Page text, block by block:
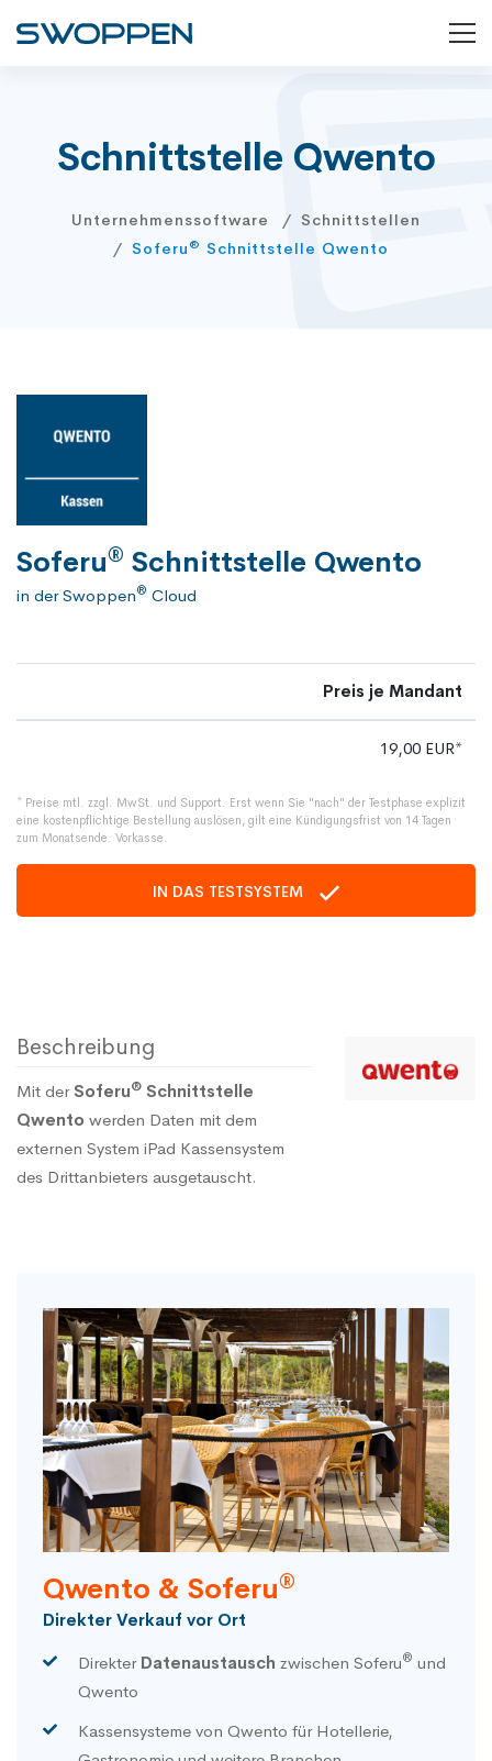
Schnittstelle Qwento
Unternehmenssoftware
Schnittstellen
Soferu® Schnittstelle Qwento
Soferu® Schnittstelle Qwento
in der Swoppen® Cloud
Preis je Mandant
19,00 EUR*
* Preise mtl. zzgl. MwSt. und Support. Erst wenn Sie "nach" der Testphase explizit
eine kostenpflichtige Bestellung auslösen, gilt eine Kündigungsfrist von 14 Tagen
zum Monatsende. Vorkasse.
IN DAS TESTSYSTEM
Beschreibung
Mit derSoferu® Schnittstelle
Qwento werden Daten mit dem
externen System iPad Kassensystem
des Drittanbieters ausgetauscht.
Qwento & Soferu®
Direkter Verkauf vor Ort
Direkter Datenaustausch zwischen Soferu® und
Qwento
Kassensysteme von Qwento für Hotellerie,